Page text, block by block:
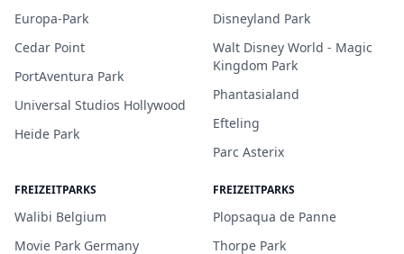
Europa-Park
Cedar Point
PortAventura Park
Universal Studios Hollywood
Heide Park
Disneyland Park
Walt Disney World - Magic
Kingdom Park
Phantasialand
Efteling
Parc Asterix
FREIZEITPARKS
Walibi Belgium
Movie Park Germany
FREIZEITPARKS
Plopsaqua de Panne
Thorpe Park